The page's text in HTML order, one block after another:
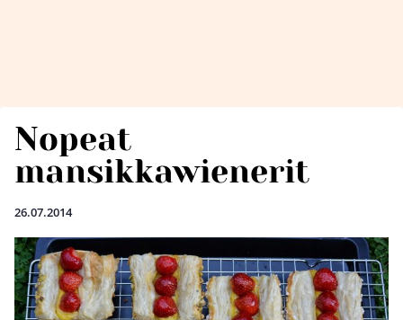
Nopeat
mansikkawienerit
26.07.2014